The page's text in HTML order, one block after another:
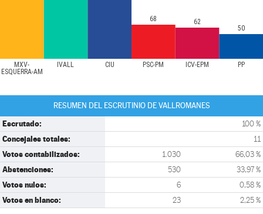
MXV-
ESQUERRA-AM
IVALL CIU PSC-PM ICV-EPM PP
68 62
50
RESUMEN DEL ESCRUTINIO DE VALLROMANES
Escrutado: 100 %
Concejales totales: 11
Votos contabilizados: 1.030 66,03 %
Abstenciones: 530 33,97 %
Votos nulos: 6 0,58 %
Votos en blanco: 23 2,25 %